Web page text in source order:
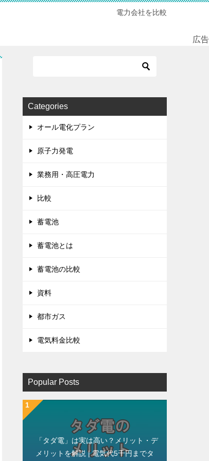
電力会社を比較
広告
Categories
オール電化プラン
原子力発電
業務用・高圧電力
比較
蓄電池
蓄電池とは
蓄電池の比較
資料
都市ガス
電気料金比較
Popular Posts
「タダ電」は実は高い？メリット・デ
メリットを解説 | 電気代5千円までタ